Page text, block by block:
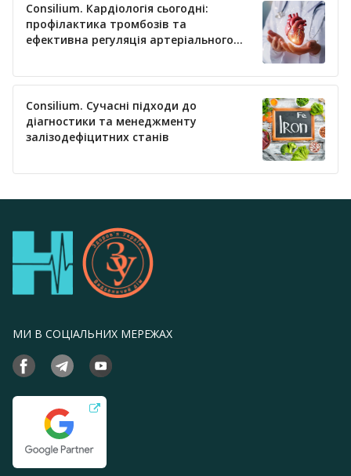
Consilium. Кардіологія сьогодні:
профілактика тромбозів та
ефективна регуляція артеріального
Consilium. Сучасні підходи до
діагностики та менеджменту
залізодефіцитних станів
МИ В СОЦІАЛЬНИХ МЕРЕЖАХ